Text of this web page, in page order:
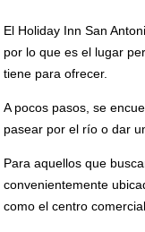
El Holiday Inn San
por lo que es el lugar
tiene para ofrecer.
A pocos pasos, se
pasear por el río o dar
Para aquellos que
convenientemente
como el centro